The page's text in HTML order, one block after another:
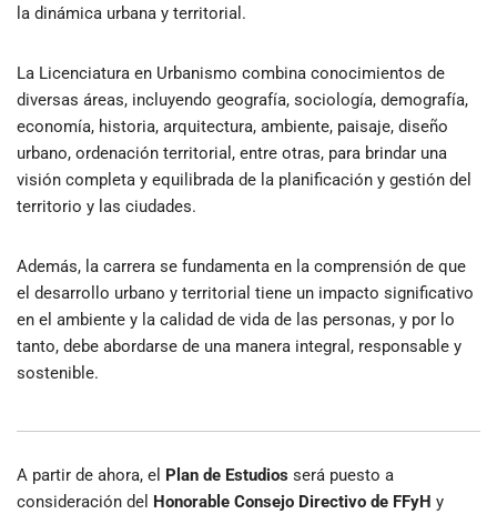
la dinámica urbana y territorial.
La Licenciatura en Urbanismo combina conocimientos de
diversas áreas, incluyendo geografía, sociología, demografía,
economía, historia, arquitectura, ambiente, paisaje, diseño
urbano, ordenación territorial, entre otras, para brindar una
visión completa y equilibrada de la planificación y gestión del
territorio y las ciudades.
Además, la carrera se fundamenta en la comprensión de que
el desarrollo urbano y territorial tiene un impacto significativo
en el ambiente y la calidad de vida de las personas, y por lo
tanto, debe abordarse de una manera integral, responsable y
sostenible.
A partir de ahora, el Plan de Estudios será puesto a
consideración del
Honorable Consejo Directivo de FFyH y